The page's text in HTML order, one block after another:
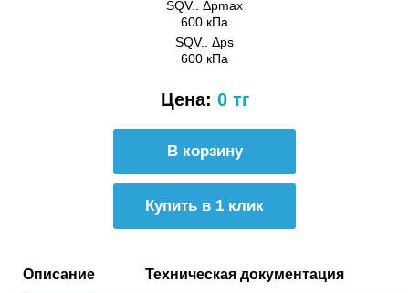
SQV.. Δpmax
600 кПа
SQV.. Δps
600 кПа
Цена: 0 тг
Купить в 1 клик
Описание Техническая документация